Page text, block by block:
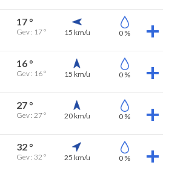
17 °
Gev : 17 ° 15 km/u 0 %
16 °
Gev : 16 ° 15 km/u 0 %
27 °
Gev : 27 ° 20 km/u 0 %
32 °
Gev : 32 ° 25 km/u 0 %